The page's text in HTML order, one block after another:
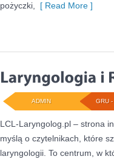
pożyczki,
[ Read More ]
GRU
ADMIN
LCL-Laryngolog.pl – strona
myślą o czytelnikach, które
laryngologii. To centrum, w